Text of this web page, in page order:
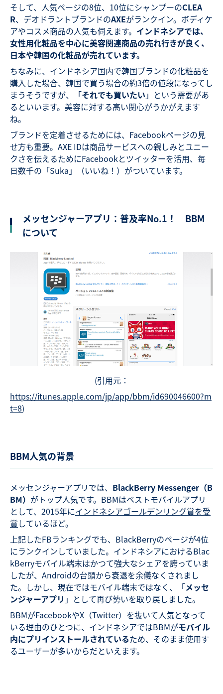
そして、人気ページの8位、10位にシャンプーのCLEA
R、デオドラントブランドのAXEがランクイン。ボディケ
アやコスメ商品の人気も伺えます。 インドネシアでは、
女性用化粧品を中心に美容関連商品の売れ行きが良く、
日本や韓国の化粧品が売れています。
ちなみに、インドネシア国内で韓国ブランドの化粧品を
購入した場合、韓国で買う場合の約3倍の値段になってし
まうそうですが、「それでも買いたい 」という需要があ
るといいます。美容に対する高い関心がうかがえます
ね。
ブランドを定着させるためには、Facebookページの見
せ方も重要。AXE IDは商品サービスへの親しみとユニー
クさを伝えるためにFacebookとツイッターを活用、毎
日数千の「Suka」（いいね！）がついています。
メッセンジャーアプリ：普及率No.1！ BBM
について
(引用元：
https://itunes.apple.com/jp/app/bbm/id690046600?m
t=8)
BBM人気の背景
メッセンジャーアプリでは、 BlackBerry Messenger（B
BM） がトップ人気です。BBMはベストモバイルアプリ
として、2015年にインドネシアゴールデンリング賞を受
賞しているほど。
上記したFBランキングでも、BlackBerryのページが4位
にランクインしていました。インドネシアにおけるBlac
kBerryモバイル端末はかつて強大なシェアを誇っていま
したが、Androidの台頭から衰退を余儀なくされまし
た。しかし、現在ではモバイル端末ではなく、「メッセ
ンジャーアプリ 」として再び勢いを取り戻しました。
BBMがFacebookやX（Twitter）を抜いて人気となって
いる理由のひとつに、インドネシアではBBMがモバイル
内にプリインストールされているため、そのまま使用す
るユーザーが多いからだといえます。